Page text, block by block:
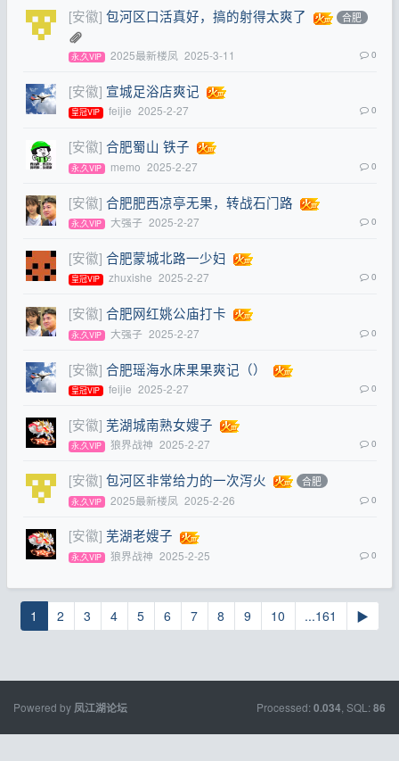
[安徽] 包河区口活真好，搞的射得太爽了 合肥
永,久VIP 2025最新楼凤 2025-3-11 0
[安徽] 宣城足浴店爽记
皇冠VIP feijie 2025-2-27 0
[安徽] 合肥蜀山 铁子
永,久VIP memo 2025-2-27 0
[安徽] 合肥肥西凉亭无果，转战石门路
永,久VIP 大强子 2025-2-27 0
[安徽] 合肥蒙城北路一少妇
皇冠VIP zhuxishe 2025-2-27 0
[安徽] 合肥网红姚公庙打卡
永,久VIP 大强子 2025-2-27 0
[安徽] 合肥瑶海水床果果爽记（）
皇冠VIP feijie 2025-2-27 0
[安徽] 芜湖城南熟女嫂子
永,久VIP 狼界战神 2025-2-27 0
[安徽] 包河区非常给力的一次泻火 合肥
永,久VIP 2025最新楼凤 2025-2-26 0
[安徽] 芜湖老嫂子
永,久VIP 狼界战神 2025-2-25 0
1 2 3 4 5 6 7 8 9 10 ...161 ▶
Powered by 凤江湖论坛 Processed: 0.034 , SQL: 86